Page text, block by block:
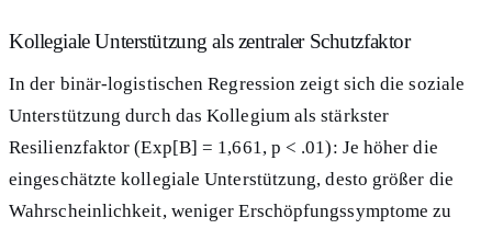
Kollegiale Unterstützung als zentraler Schutzfaktor
In der binär-logistischen Regression zeigt sich die soziale
Unterstützung durch das Kollegium als stärkster
Resilienzfaktor (Exp[B] = 1,661, p < .01): Je höher die
eingeschätzte kollegiale Unterstützung, desto größer die
Wahrscheinlichkeit, weniger Erschöpfungssymptome zu